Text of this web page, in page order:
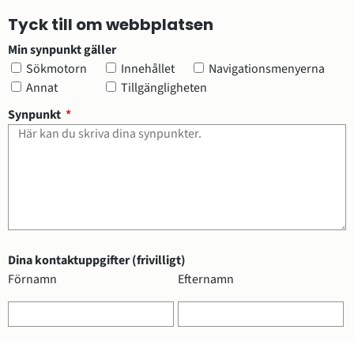
Tyck till om webbplatsen
Min synpunkt gäller
Min synpunkt gäller
Sökmotorn
Annat
Innehållet
Navigationsmenyerna
Tillgängligheten
Synpunkt *(obligatorisk)
Dina kontaktuppgifter (frivilligt)
Dina kontaktuppgifter (frivilligt)
Förnamn Efternamn